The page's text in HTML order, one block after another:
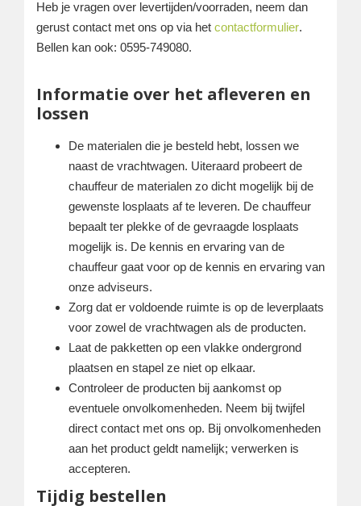
Heb je vragen over levertijden/voorraden, neem dan
gerust contact met ons op via het contactformulier.
Bellen kan ook: 0595-749080.
Informatie over het afleveren en
lossen
De materialen die je besteld hebt, lossen we
naast de vrachtwagen. Uiteraard probeert de
chauffeur de materialen zo dicht mogelijk bij de
gewenste losplaats af te leveren. De chauffeur
bepaalt ter plekke of de gevraagde losplaats
mogelijk is. De kennis en ervaring van de
chauffeur gaat voor op de kennis en ervaring van
onze adviseurs.
Zorg dat er voldoende ruimte is op de leverplaats
voor zowel de vrachtwagen als de producten.
Laat de pakketten op een vlakke ondergrond
plaatsen en stapel ze niet op elkaar.
Controleer de producten bij aankomst op
eventuele onvolkomenheden. Neem bij twijfel
direct contact met ons op. Bij onvolkomenheden
aan het product geldt namelijk; verwerken is
accepteren.
Tijdig bestellen